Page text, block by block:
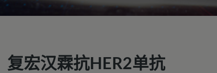
复宏汉霖抗HER2单抗